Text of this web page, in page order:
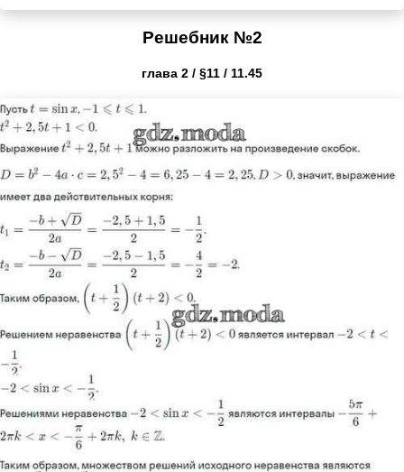
Решебник №2
глава 2 / §11 / 11.45